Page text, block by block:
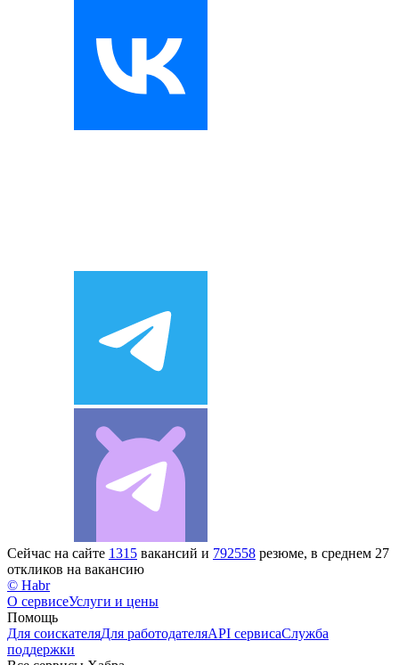
Сейчас на сайте 1315 вакансий и 792558 резюме, в среднем 27
откликов на вакансию
© Habr
О сервисеУслуги и цены
Помощь
Для соискателяДля работодателяAPI сервисаСлужба
поддержки